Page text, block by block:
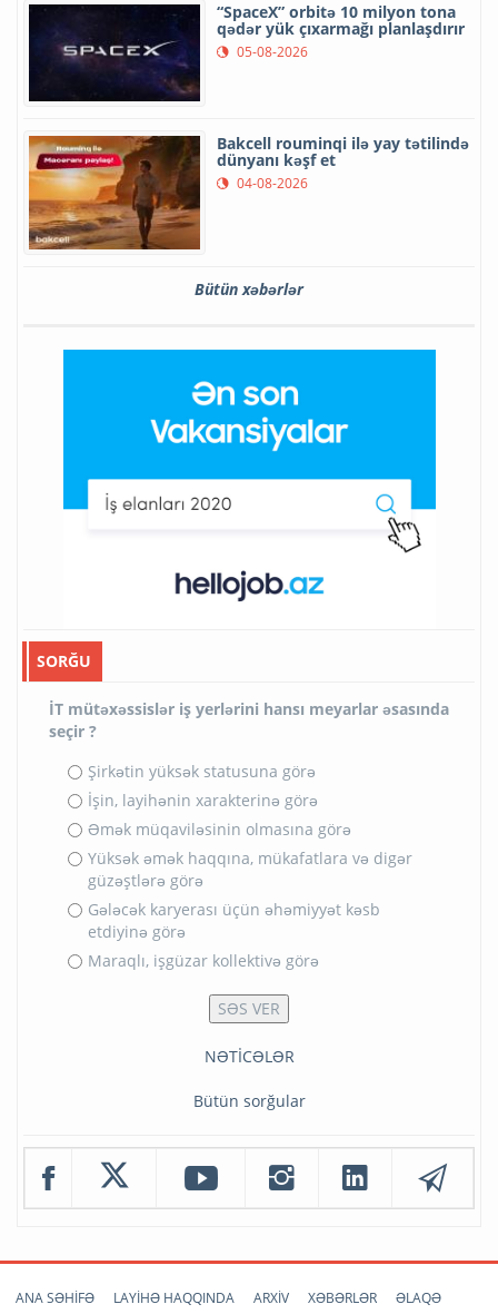
“SpaceX” orbitə 10 milyon tona
qədər yük çıxarmağı planlaşdırır
05-08-2026
Bakcell rouminqi ilə yay tətilində
dünyanı kəşf et
04-08-2026
Bütün xəbərlər
SORĞU
İT mütəxəssislər iş yerlərini hansı meyarlar əsasında
seçir ?
Şirkətin yüksək statusuna görə
İşin, layihənin xarakterinə görə
Əmək müqaviləsinin olmasına görə
Yüksək əmək haqqına, mükafatlara və digər
güzəştlərə görə
Gələcək karyerası üçün əhəmiyyət kəsb
etdiyinə görə
Maraqlı, işgüzar kollektivə görə
NƏTİCƏLƏR
Bütün sorğular
ANA SƏHİFƏ LAYİHƏ HAQQINDA ARXİV XƏBƏRLƏR ƏLAQƏ